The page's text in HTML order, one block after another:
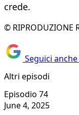
crede.
© RIPRODUZIONE
Seguici
Altri episodi
Episodio 74
June 4, 2025